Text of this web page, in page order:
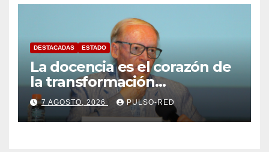
DESTACADAS ESTADO
La docencia es el corazón de
la transformación
universitaria: Rector de la
UATx
7 AGOSTO, 2026 PULSO-RED